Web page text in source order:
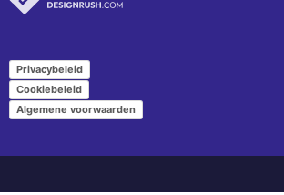
Privacybeleid
Cookiebeleid
Algemene voorwaarden